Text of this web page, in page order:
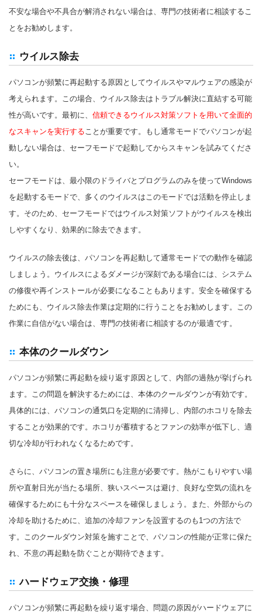
不安な場合や不具合が解消されない場合は、専門の技術者に相談するこ
とをお勧めします。
ウイルス除去
パソコンが頻繁に再起動する原因としてウイルスやマルウェアの感染が
考えられます。この場合、ウイルス除去はトラブル解決に直結する可能
性が高いです。最初に、 信頼できるウイルス対策ソフトを用いて全面的
なスキャンを実行する ことが重要です。もし通常モードでパソコンが起
動しない場合は、セーフモードで起動してからスキャンを試みてくださ
い。
セーフモードは、最小限のドライバとプログラムのみを使ってWindows
を起動するモードで、多くのウイルスはこのモードでは活動を停止しま
す。そのため、セーフモードではウイルス対策ソフトがウイルスを検出
しやすくなり、効果的に除去できます。
ウイルスの除去後は、パソコンを再起動して通常モードでの動作を確認
しましょう。ウイルスによるダメージが深刻である場合には、システム
の修復や再インストールが必要になることもあります。安全を確保する
ためにも、ウイルス除去作業は定期的に行うことをお勧めします。この
作業に自信がない場合は、専門の技術者に相談するのが最適です。
本体のクールダウン
パソコンが頻繁に再起動を繰り返す原因として、内部の過熱が挙げられ
ます。この問題を解決するためには、本体のクールダウンが有効です。
具体的には、パソコンの通気口を定期的に清掃し、内部のホコリを除去
することが効果的です。ホコリが蓄積するとファンの効率が低下し、適
切な冷却が行われなくなるためです。
さらに、パソコンの置き場所にも注意が必要です。熱がこもりやすい場
所や直射日光が当たる場所、狭いスペースは避け、良好な空気の流れを
確保するためにも十分なスペースを確保しましょう。また、外部からの
冷却を助けるために、追加の冷却ファンを設置するのも1つの方法で
す。このクールダウン対策を施すことで、パソコンの性能が正常に保た
れ、不意の再起動を防ぐことが期待できます。
ハードウェア交換・修理
パソコンが頻繁に再起動を繰り返す場合、問題の原因がハードウェアに